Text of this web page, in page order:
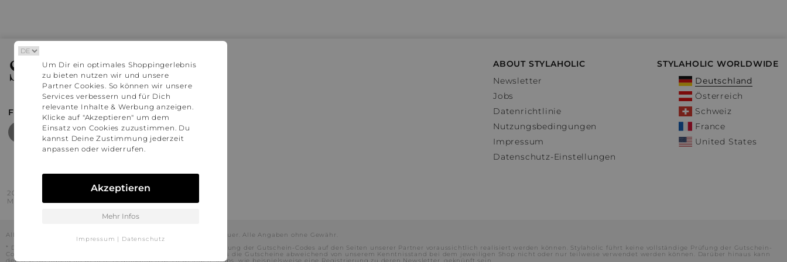
Stylaholic
FIND MORE INSPIRATION
ABOUT STYLAHOLIC
Newsletter
Jobs
Datenrichtlinie
Nutzungsbedingungen
Impressum
Datenschutz-Einstellungen
STYLAHOLIC WORLDWIDE
Deutschland
Österreich
Schweiz
France
United States
2016 - 2026 © Stylaholic.
Made for you with love in munich.
Alle Preise inkl. der jeweils geltenden gesetzlichen Mehrwertsteuer. Alle Angaben ohne Gewähr.
* Die angezeigten Preise beinhalten Rabatte, die durch die Nutzung der Gutschein-Codes auf den Seiten unserer Partner voraussichtlich realisiert werden können. Stylaholic führt keine vollständige Prüfung der Gutschein-
Codes durch und es kann daher in Einzelfällen vorkommen, dass die Gutscheine abweichend von unserem Kenntnisstand bei dem jeweiligen Shop nicht oder nur teilweise verwendet werden können. Darüber hinaus kann
deren Verwendung an weitere Bedingungen des jeweiligen Shops, wie beispielsweise eine Registrierung zu deren Newsletter, geknüpft sein.
Um Dir ein optimales Shoppingerlebnis
zu bieten nutzen wir und unsere
Partner Cookies. So können wir unsere
Services verbessern und für Dich
relevante Inhalte & Werbung anzeigen.
Klicke auf "Akzeptieren" um dem
Einsatz von Cookies zuzustimmen. Du
kannst Deine Zustimmung jederzeit
anpassen oder widerrufen.
Akzeptieren
Mehr Infos
Impressum | Datenschutz